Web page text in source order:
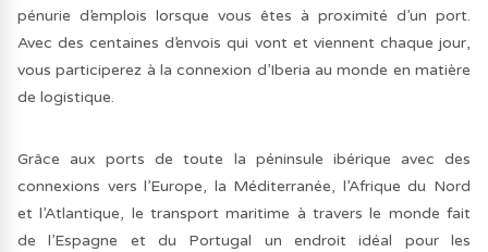
pénurie d’emplois lorsque vous êtes à proximité d’un port.
Avec des centaines d’envois qui vont et viennent chaque jour,
vous participerez à la connexion d’Iberia au monde en matière
de logistique.
Grâce aux ports de toute la péninsule ibérique avec des
connexions vers l’Europe, la Méditerranée, l’Afrique du Nord
et l’Atlantique, le transport maritime à travers le monde fait
de l’Espagne et du Portugal un endroit idéal pour les